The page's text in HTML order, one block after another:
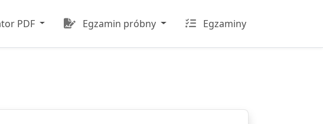
PDF Egzamin próbny Egzaminy